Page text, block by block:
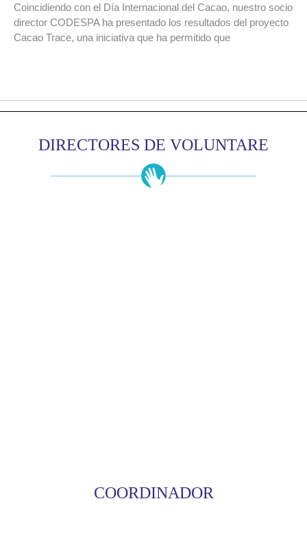
Coincidiendo con el Día Internacional del Cacao, nuestro socio
director CODESPA ha presentado los resultados del proyecto
Cacao Trace, una iniciativa que ha permitido que
DIRECTORES DE VOLUNTARE
COORDINADOR